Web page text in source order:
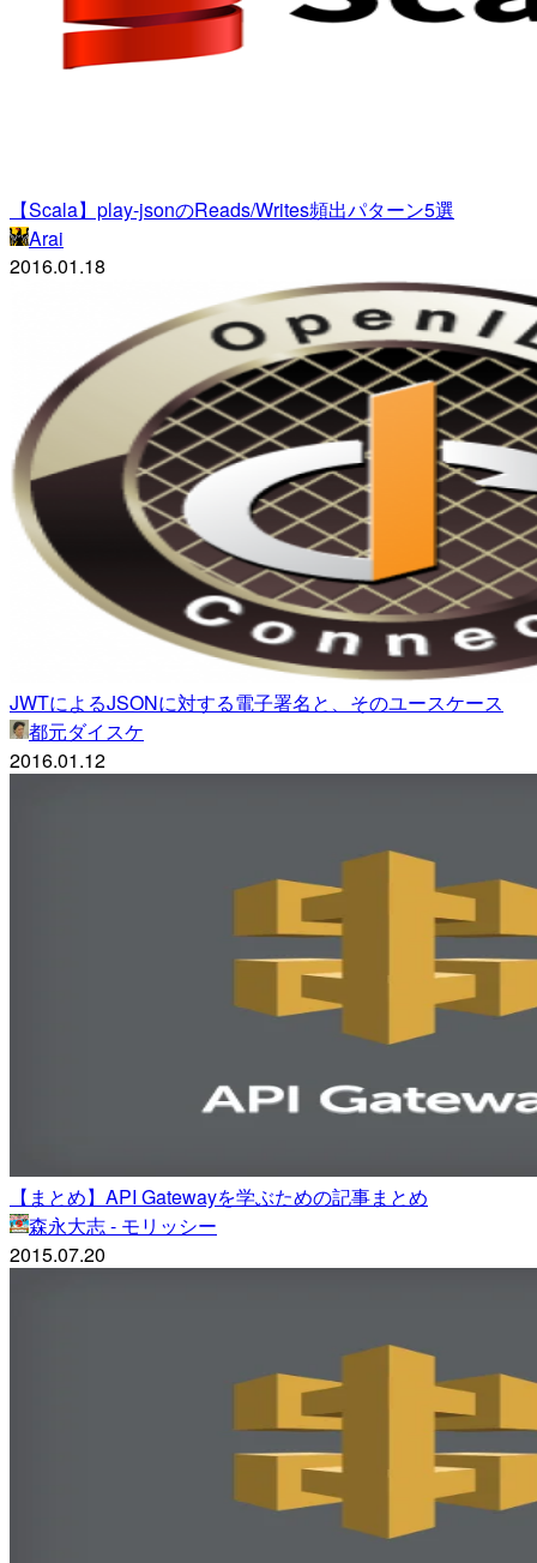
【Scala】play-jsonのReads/Writes頻出パターン5選
Arai
2016.01.18
JWTによるJSONに対する電子署名と、そのユースケース
都元ダイスケ
2016.01.12
【まとめ】API Gatewayを学ぶための記事まとめ
森永大志 - モリッシー
2015.07.20